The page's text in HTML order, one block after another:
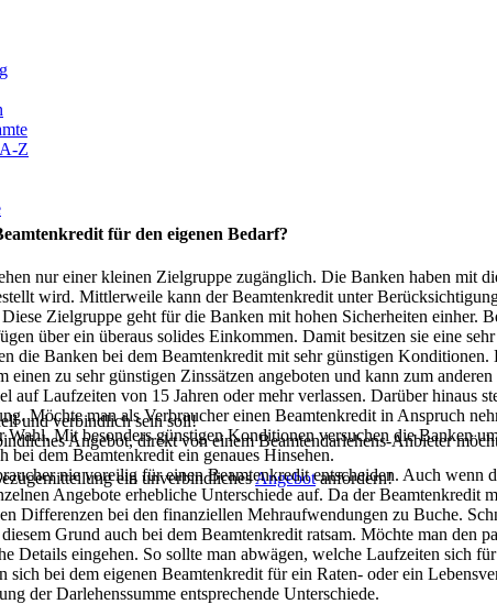
Z
und verbindlich sein soll!
Angebot, direkt von einem Beamtendarlehens-Anbieter
ein unverbindlichesAngebotanfordern!
für den eigenen Bedarf?
nur einer kleinen Zielgruppe zugänglich. Die Banken haben mit
wird. Mittlerweile kann der Beamtenkredit unter
Zielgruppe geht für die Banken mit hohen Sicherheiten einher.
über ein überaus solides Einkommen. Damit besitzen sie eine
die Banken bei dem Beamtenkredit mit sehr günstigen Konditionen.
einen zu sehr günstigen Zinssätzen angeboten und kann zum
auf Laufzeiten von 15 Jahren oder mehr verlassen. Darüber hinaus
Möchte man als Verbraucher einen Beamtenkredit in Anspruch
Wahl. Mit besonders günstigen Konditionen versuchen die Banken
bei dem Beamtenkredit ein genaues Hinsehen.
nie voreilig für einen Beamtenkredit entscheiden. Auch wenn
Angebote erhebliche Unterschiede auf. Da der Beamtenkredit
Differenzen bei den finanziellen Mehraufwendungen zu Buche.
Grund auch bei dem Beamtenkredit ratsam. Möchte man den
Details eingehen. So sollte man abwägen, welche Laufzeiten sich
sich bei dem eigenen Beamtenkredit für ein Raten- oder ein
der Darlehenssumme entsprechende Unterschiede.